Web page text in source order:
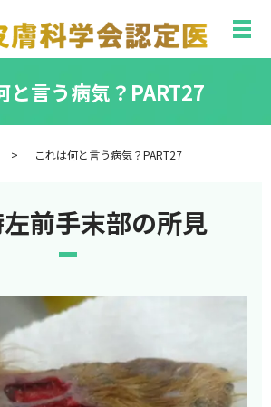
メ
と言う病気？PART27
これは何と言う病気？PART27
前手末部の所見